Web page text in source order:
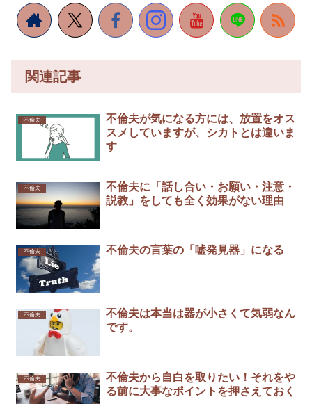
関連記事
不倫夫
不倫夫が気になる方には、放置をオス
スメしていますが、シカトとは違いま
す
不倫夫
不倫夫に「話し合い・お願い・注意・
説教」をしても全く効果がない理由
不倫夫 不倫夫の言葉の「嘘発見器」になる￼
不倫夫
不倫夫は本当は器が小さくて気弱なん
です。
不倫夫
不倫夫から自白を取りたい！それをや
る前に大事なポイントを押さえておく